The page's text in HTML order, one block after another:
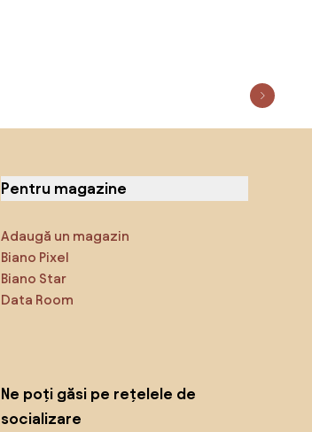
Pentru magazine
Adaugă un magazin
Biano Pixel
Biano Star
Data Room
Ne poți găsi pe rețelele de
socializare